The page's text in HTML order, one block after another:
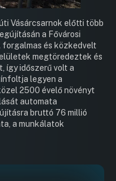
Vásárcsarnok előtti több
a Fővárosi
és közkedvelt
megtöredeztek és
így időszerű volt a
legyen a
2500 évelő növényt
automata
bruttó 76 millió
a munkálatok